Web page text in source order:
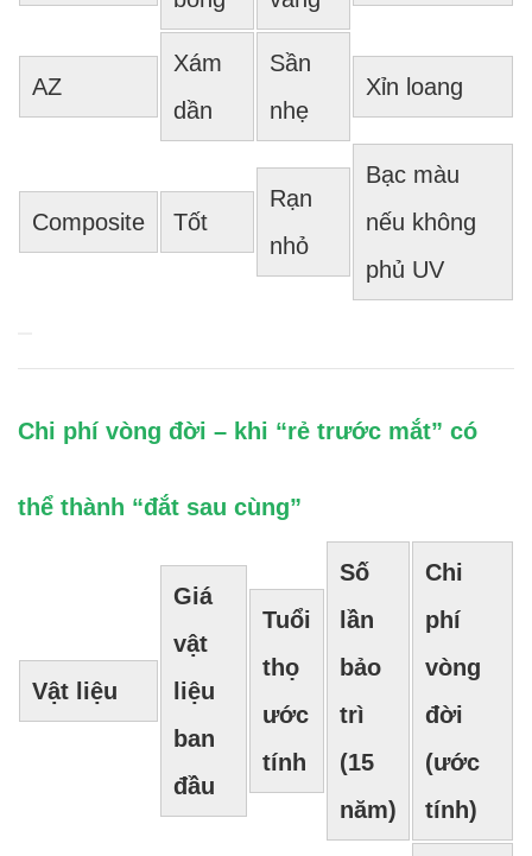
AZ
Xám
dần
Sần
nhẹ
Xỉn loang
Composite Tốt
Rạn
nhỏ
Bạc màu
nếu không
phủ UV
Chi phí vòng đời – khi “rẻ trước mắt” có
thể thành “đắt sau cùng”
Vật liệu
Giá
vật
liệu
ban
đầu
Tuổi
thọ
ước
tính
Số
lần
bảo
trì
(15
năm)
Chi
phí
vòng
đời
(ước
tính)